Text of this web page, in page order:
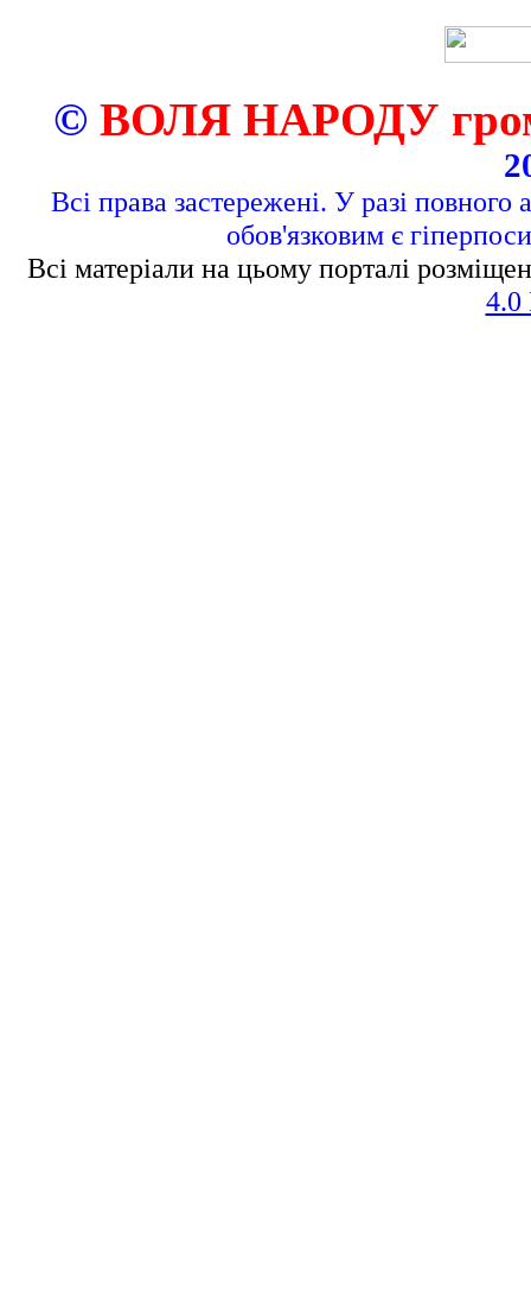
© ВОЛЯ НАРОДУ
Всі права застережені. У разі повного
обов'язковим є
Всі матеріали на цьому порталі
4.0